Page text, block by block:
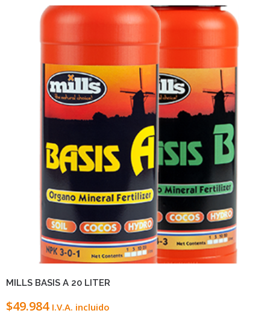
VIEW DETAILS LEER MÁS
MILLS BASIS A 20 LITER
$49.984 I.V.A. incluido